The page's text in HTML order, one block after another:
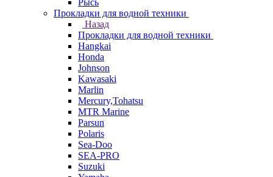
Рысь
Прокладки для водной техники
Назад
Прокладки для водной техники
Hangkai
Honda
Johnson
Kawasaki
Marlin
Mercury,Tohatsu
MTR Marine
Parsun
Polaris
Sea-Doo
SEA-PRO
Suzuki